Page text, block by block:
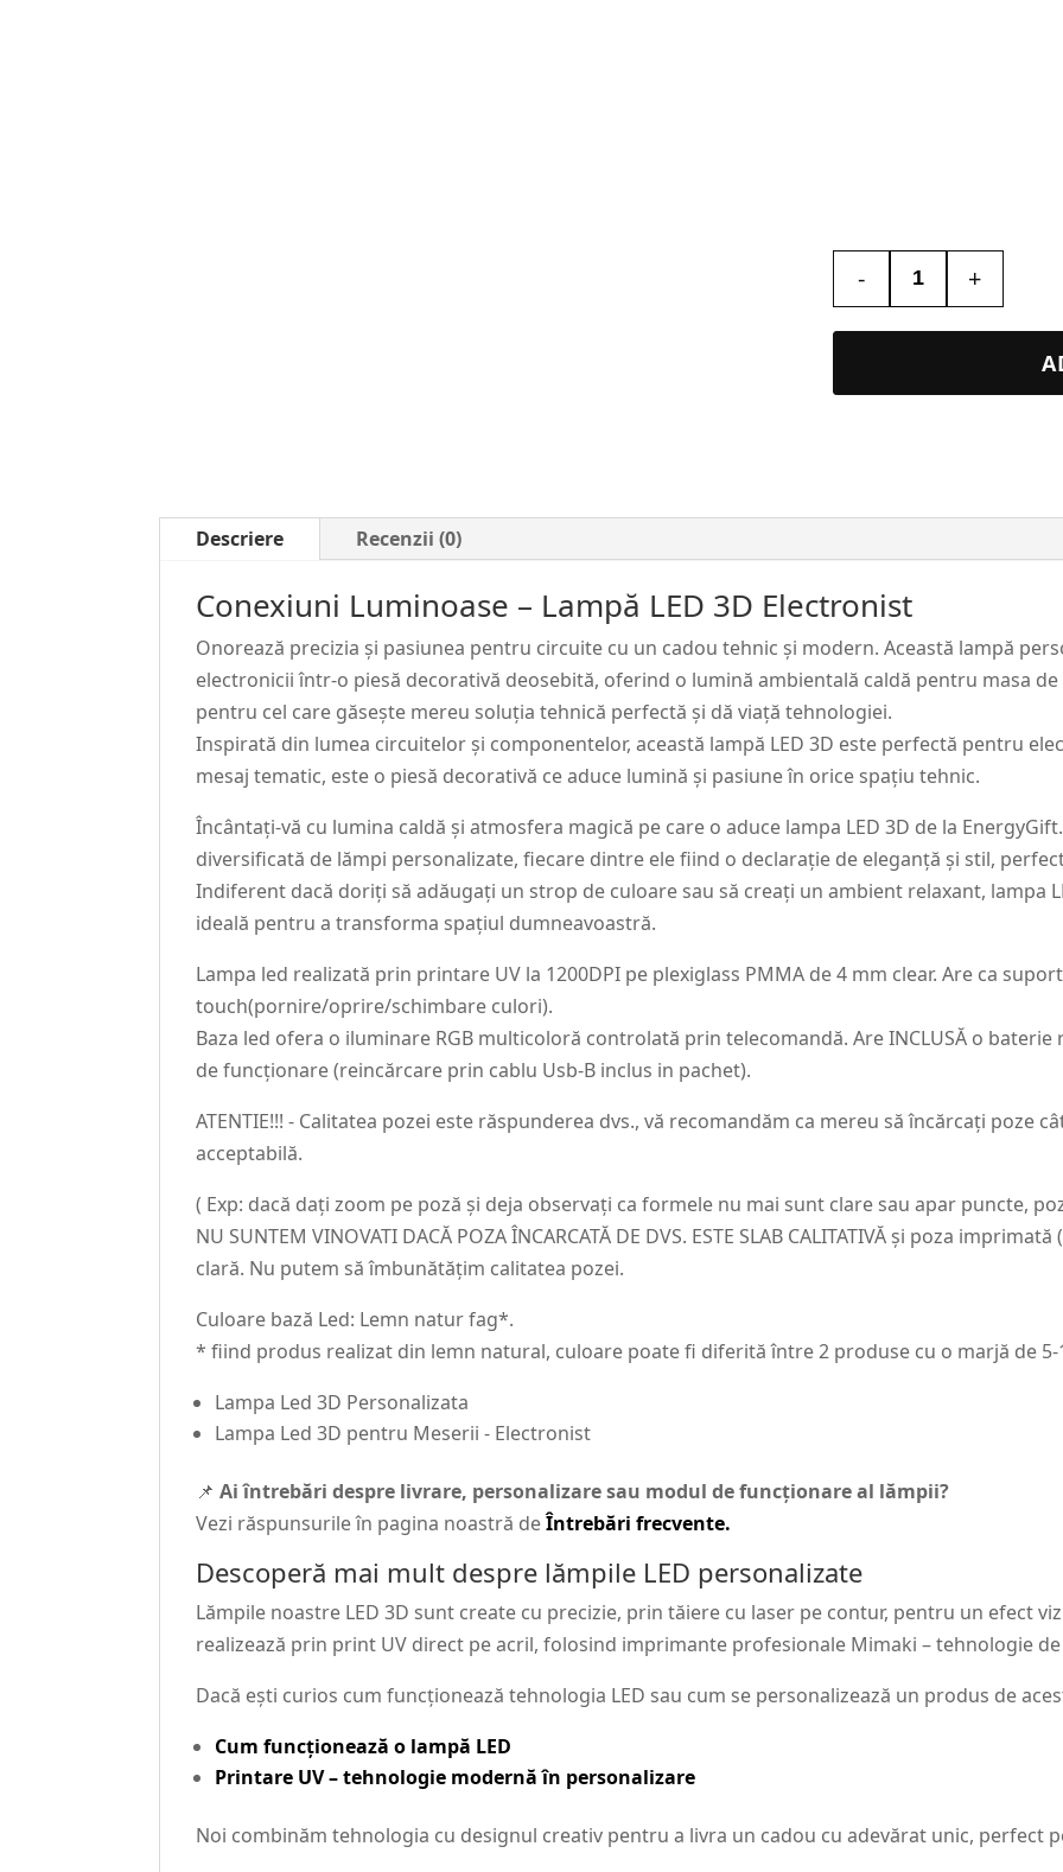
-
Lampa
3D
#117
+
Descriere Recenzii (0)
Conexiuni Luminoase – Lampă LED 3D Electronist
Onorează precizia și pasiunea pentru circuite cu un cadou tehnic și modern. Această lampă
electronicii într-o piesă decorativă deosebită, oferind o lumină ambientală caldă pentru masa
pentru cel care găsește mereu soluția tehnică perfectă și dă viață tehnologiei.
Inspirată din lumea circuitelor și componentelor, această lampă LED 3D este perfectă pentru
mesaj tematic, este o piesă decorativă ce aduce lumină și pasiune în orice spațiu tehnic.
Încântați-vă cu lumina caldă și atmosfera magică pe care o aduce lampa LED 3D de la
diversificată de lămpi personalizate, fiecare dintre ele fiind o declarație de eleganță și stil,
Indiferent dacă doriți să adăugați un strop de culoare sau să creați un ambient relaxant, lampa
ideală pentru a transforma spațiul dumneavoastră.
Lampa led realizată prin printare UV la 1200DPI pe plexiglass PMMA de 4 mm clear. Are ca
touch(pornire/oprire/schimbare culori).
Baza led ofera o iluminare RGB multicoloră controlată prin telecomandă. Are INCLUSĂ o
de funcționare (reincărcare prin cablu Usb-B inclus in pachet).
ATENTIE!!! - Calitatea pozei este răspunderea dvs., vă recomandăm ca mereu să încărcați poze
acceptabilă.
( Exp: dacă dați zoom pe poză și deja observați ca formele nu mai sunt clare sau apar puncte,
NU SUNTEM VINOVATI DACĂ POZA ÎNCARCATĂ DE DVS. ESTE SLAB CALITATIVĂ și poza
clară. Nu putem să îmbunătățim calitatea pozei.
Culoare bază Led: Lemn natur fag*.
* fiind produs realizat din lemn natural, culoare poate fi diferită între 2 produse cu o marjă de 5-
Lampa Led 3D Personalizata
Lampa Led 3D pentru Meserii - Electronist
📌Ai întrebări despre livrare, personalizare sau modul de funcționare al lămpii?
Vezi răspunsurile în pagina noastră deÎntrebări frecvente.
Descoperă mai mult despre lămpile LED personalizate
Lămpile noastre LED 3D sunt create cu precizie, prin tăiere cu laser pe contur, pentru un efect
realizează prin print UV direct pe acril, folosind imprimante profesionale Mimaki – tehnologie
Dacă ești curios cum funcționează tehnologia LED sau cum se personalizează un produs de
Cum funcționează o lampă LED
Printare UV – tehnologie modernă în personalizare
Noi combinăm tehnologia cu designul creativ pentru a livra un cadou cu adevărat unic, perfect